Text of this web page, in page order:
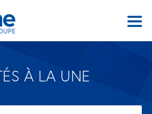
À LA UNE